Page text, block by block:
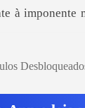
à imponente